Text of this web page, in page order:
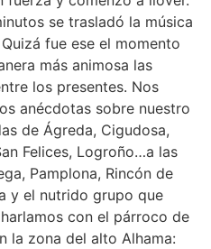
se trasladó la música
fue ese el momento
más animosa las
los presentes. Nos
anécdotas sobre nuestro
de Ágreda, Cigudosa,
Felices, Logroño…a las
Pamplona, Rincón de
y el nutrido grupo que
con el párroco de
la zona del alto Alhama: